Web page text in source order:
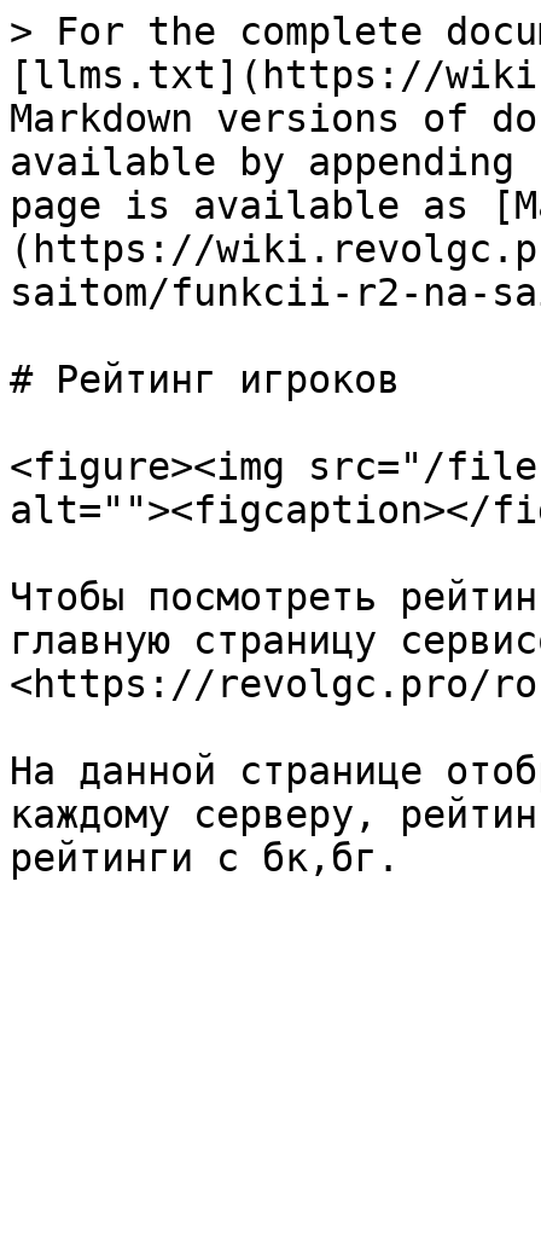
> For the complete
[llms.txt](https://
Markdown versions of
available by
page is available as
(https://
saitom/funkcii-r2-na-
# Рейтинг игроков
<figure><img src="/files/
alt=""><figcaption></
Чтобы посмотреть
главную страницу
<https://revolgc.pro/
На данной странице
каждому серверу,